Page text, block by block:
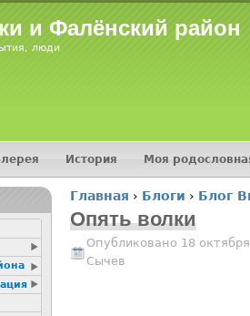
и Фалёнский район
люди
Вы здесь
Главная › Блоги › Блог
Опять волки
Опубликовано 18
Сычев
История Моя